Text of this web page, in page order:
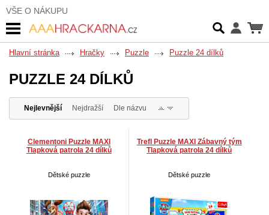
VŠE O NÁKUPU
Hlavní stránka Hračky Puzzle Puzzle 24 dílků
PUZZLE 24 DÍLKŮ
Nejlevnější Nejdražší Dle názvu
Clementoni Puzzle MAXI
Tlapková patrola 24 dílků
Dětské puzzle
Trefl Puzzle MAXI Zábavný tým
Tlapková patrola 24 dílků
Dětské puzzle